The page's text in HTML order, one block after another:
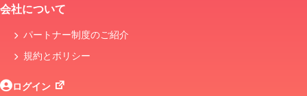
会社について
パートナー制度のご紹介
規約とボリシー
ログイン